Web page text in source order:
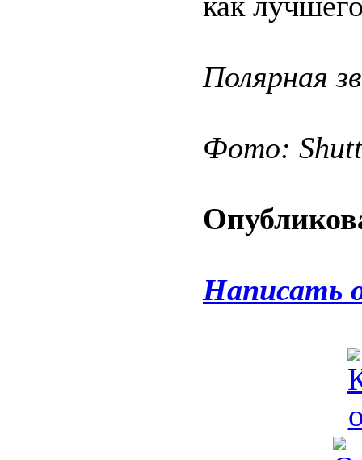
Полярная
Фото:
Написать